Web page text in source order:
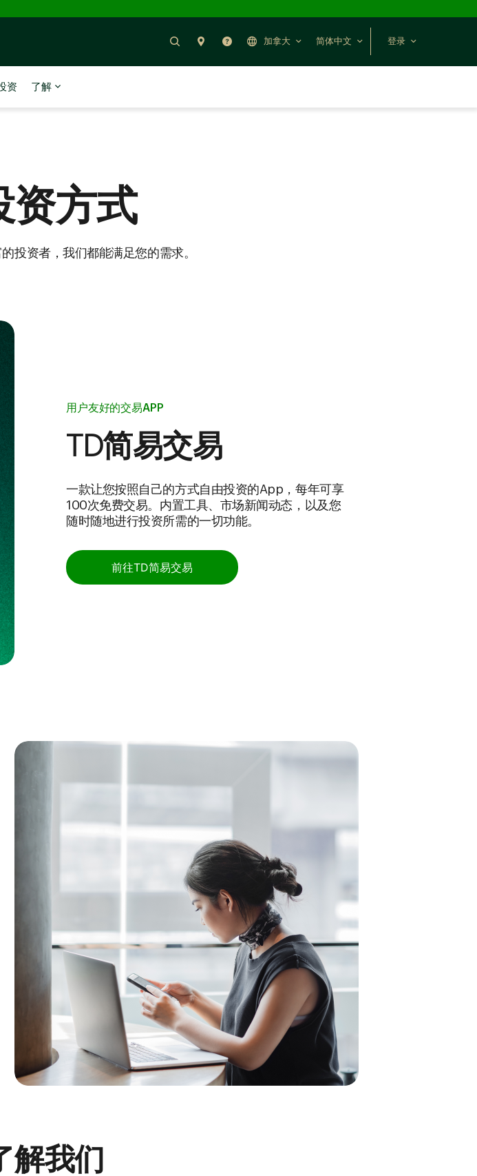
搜索 分行预约帮助 加拿大 简体中文 登录
资 了解
资方式
投资者，我们都能满足您的需求。
用户友好的交易APP
TD简易交易
一款让您按照自己的方式自由投资的App，每年可享
100次免费交易。内置工具、市场新闻动态，以及您
随时随地进行投资所需的一切功能。
前往TD简易交易
解我们